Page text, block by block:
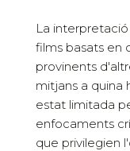
La
films basats en
provinents
mitjans a quina
estat limitada
enfocaments
que privilegien